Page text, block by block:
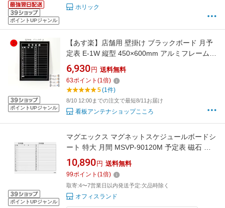
ポイントUPジャンル
ホリック
ポイントUPジャンル
【あす楽】店舗用 壁掛け ブラックボード 月予
定表 E-1W 縦型 450×600mm アルミフレーム
ゲルチョーク付 スケジュール マグネット可 付
属品セット
6,930 円 送料無料
63ポイント (1倍)
5(1件)
8/10 12:00までの注文で最短8/11お届け
看板アンテナショップこころ
ポイントUPジャンル
マグエックス マグネットスケジュールボードシ
ート 特大 月間 MSVP-90120M 予定表 磁石 マ
ーカー マンスリーボード MAGX
10,890 円 送料無料
99ポイント (1倍)
取寄:4〜7営業日以内発送予定:欠品時除く
オフィスランド